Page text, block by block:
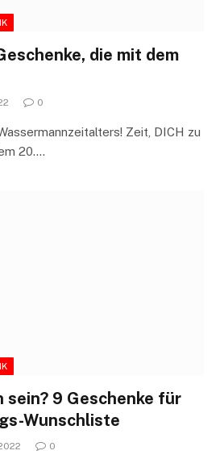
die mit dem
0
Zeit, DICH zu
20.…
sein? 9 Geschenke für
Wunschliste
0